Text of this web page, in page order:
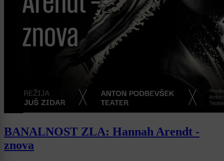
BANALNOST ZLA: Hannah Arendt -
znova